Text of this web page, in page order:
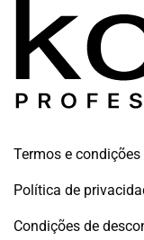
Termos e condições
Política de
Condições de